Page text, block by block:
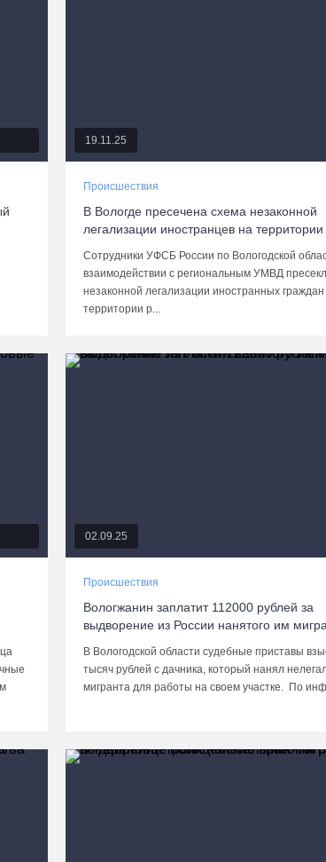
19.11.25
Происшествия
В Вологде пресечена схема незаконной
легализации иностранцев на
Сотрудники УФСБ России по Вологодской
взаимодействии с региональным УМВД
незаконной легализации иностранных
территории р...
02.09.25
Происшествия
Вологжанин заплатит 112000 рублей за
выдворение из России нанятого им
В Вологодской области судебные приставы
тысяч рублей с дачника, который нанял
мигранта для работы на своем участке. По